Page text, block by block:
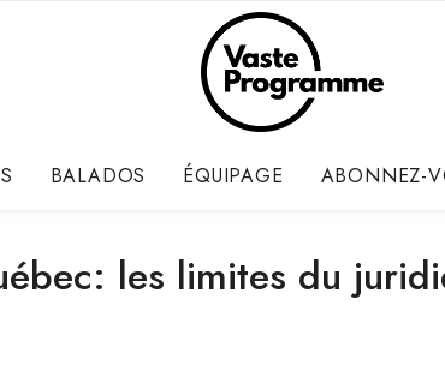
BALADOS ÉQUIPAGE ABONNEZ-
les limites du